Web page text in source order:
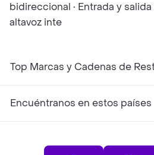
bidireccional • Entrada y
altavoz inte
Top Marcas y Cadenas de
Encuéntranos en estos países